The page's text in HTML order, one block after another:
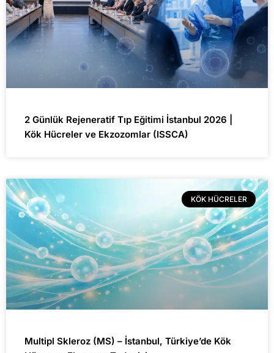
2 Günlük Rejeneratif Tıp Eğitimi İstanbul 2026 |
Kök Hücreler ve Ekzozomlar (ISSCA)
KÖK HÜCRELER
Multipl Skleroz (MS) – İstanbul, Türkiye’de Kök